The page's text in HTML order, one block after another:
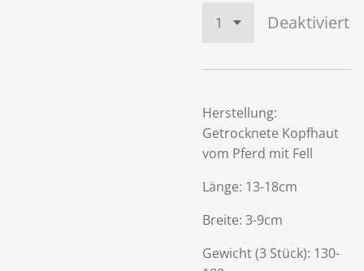
Deaktiviert
Herstellung:
Getrocknete Kopfhaut
vom Pferd mit Fell
Länge: 13-18cm
Breite: 3-9cm
Gewicht (3 Stück): 130-